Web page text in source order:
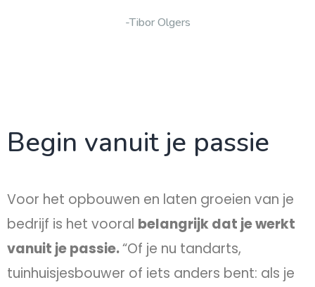
-Tibor Olgers
Begin vanuit je passie
Voor het opbouwen en laten groeien van je
bedrijf is het vooral belangrijk dat je werkt
vanuit je passie.“Of je nu tandarts,
tuinhuisjesbouwer of iets anders bent: als je